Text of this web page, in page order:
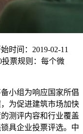
时间：2019-02-11
投票规则：每个微
小组为响应国家所倡
为促进建筑市场加快
测评内容和行业覆盖
具企业投票评选。中